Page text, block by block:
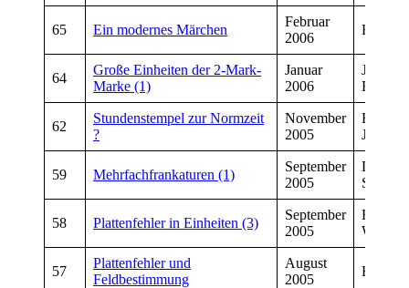
65 Ein modernes Märchen
Februar
2006
Herbert
64
Große Einheiten der 2-Mark-
Marke (1)
Januar
2006
Josef
62
Stundenstempel zur Normzeit
?
November
2005
Jung
59 Mehrfachfrankaturen (1)
September
2005
Dirk
58 Plattenfehler in Einheiten (3)
September
2005
57
Plattenfehler und
Feldbestimmung
August
2005
Herbert